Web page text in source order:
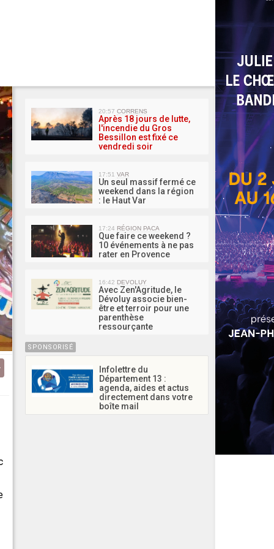
MA
20:57 CORRENS
Après 18 jours de lutte,
l'incendie du Gros
Bessillon est fixé ce
vendredi soir
17:51 VAR
Un seul massif fermé ce
weekend dans la région
: le Haut Var
17:24 RÉGION PACA
Que faire ce weekend ?
10 événements à ne pas
rater en Provence
16:42 DEVOLUY
Avec Zen'Agritude, le
Dévoluy associe bien-
être et terroir pour une
parenthèse
ressourçante
SPONSORISÉ
Infolettre du
Département 13 :
agenda, aides et actus
directement dans votre
boîte mail